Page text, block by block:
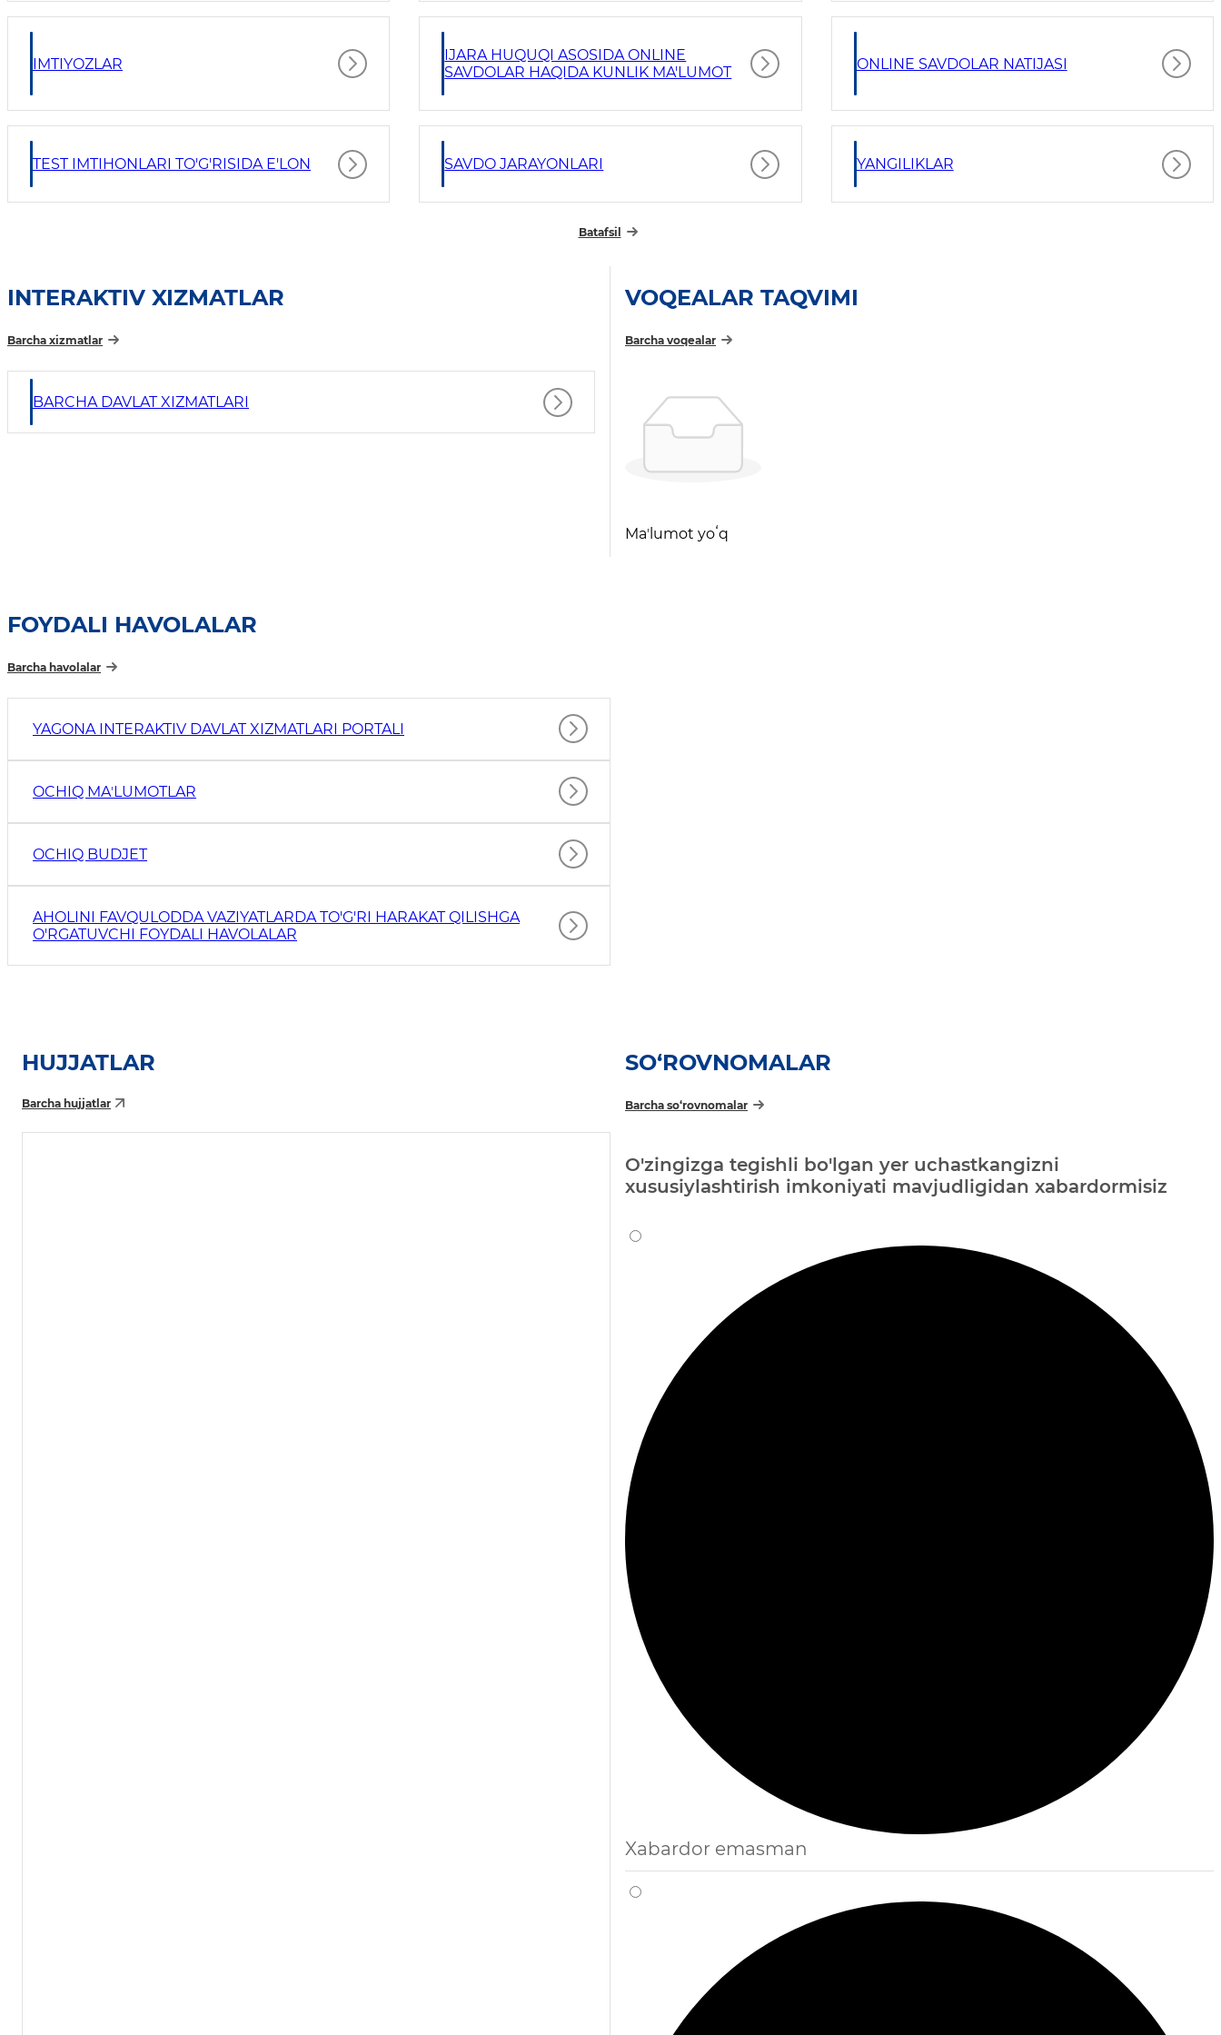
IMTIYOZLAR
IJARA HUQUQI ASOSIDA ONLINE
SAVDOLAR HAQIDA KUNLIK MA'LUMOT
ONLINE SAVDOLAR NATIJASI
TEST IMTIHONLARI TO'G'RISIDA E'LON SAVDO JARAYONLARI YANGILIKLAR
Batafsil
INTERAKTIV XIZMATLAR
Barcha xizmatlar
BARCHA DAVLAT XIZMATLARI
VOQEALAR TAQVIMI
Barcha voqealar
Maʼlumot yoʻq
FOYDALI HAVOLALAR
Barcha havolalar
YAGONA INTERAKTIV DAVLAT XIZMATLARI PORTALI
OCHIQ MAʼLUMOTLAR
OCHIQ BUDJET
AHOLINI FAVQULODDA VAZIYATLARDA TO'G'RI HARAKAT QILISHGA
O'RGATUVCHI FOYDALI HAVOLALAR
HUJJATLAR
Barcha hujjatlar
SO‘ROVNOMALAR
Barcha so‘rovnomalar
O'zingizga tegishli bo'lgan yer uchastkangizni
xususiylashtirish imkoniyati mavjudligidan xabardormisiz
Xabardor emasman